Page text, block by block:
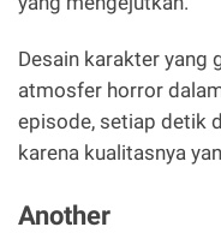
Desain karakter yang
atmosfer horror
episode, setiap detik
karena kualitasnya
Another